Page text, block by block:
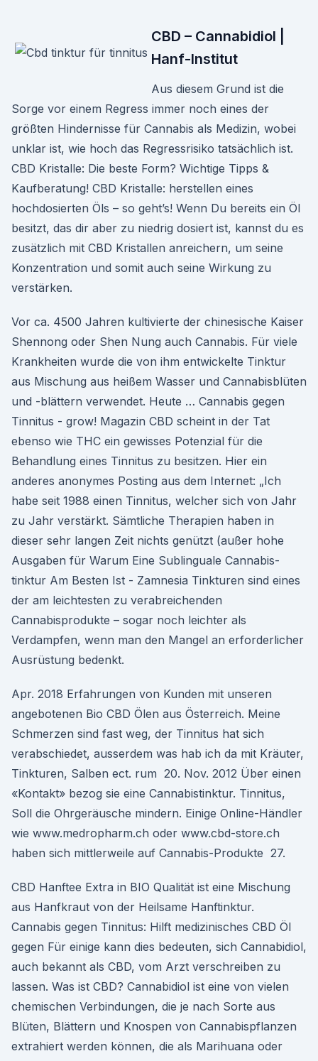
CBD – Cannabidiol |
Hanf-Institut
Aus diesem Grund ist die
Sorge vor einem Regress immer noch eines der
größten Hindernisse für Cannabis als Medizin, wobei
unklar ist, wie hoch das Regressrisiko tatsächlich ist.
CBD Kristalle: Die beste Form? Wichtige Tipps &
Kaufberatung! CBD Kristalle: herstellen eines
hochdosierten Öls – so geht’s! Wenn Du bereits ein Öl
besitzt, das dir aber zu niedrig dosiert ist, kannst du es
zusätzlich mit CBD Kristallen anreichern, um seine
Konzentration und somit auch seine Wirkung zu
verstärken.
Vor ca. 4500 Jahren kultivierte der chinesische Kaiser
Shennong oder Shen Nung auch Cannabis. Für viele
Krankheiten wurde die von ihm entwickelte Tinktur
aus Mischung aus heißem Wasser und Cannabisblüten
und -blättern verwendet. Heute … Cannabis gegen
Tinnitus - grow! Magazin CBD scheint in der Tat
ebenso wie THC ein gewisses Potenzial für die
Behandlung eines Tinnitus zu besitzen. Hier ein
anderes anonymes Posting aus dem Internet: „Ich
habe seit 1988 einen Tinnitus, welcher sich von Jahr
zu Jahr verstärkt. Sämtliche Therapien haben in
dieser sehr langen Zeit nichts genützt (außer hohe
Ausgaben für Warum Eine Sublinguale Cannabis-
tinktur Am Besten Ist - Zamnesia Tinkturen sind eines
der am leichtesten zu verabreichenden
Cannabisprodukte – sogar noch leichter als
Verdampfen, wenn man den Mangel an erforderlicher
Ausrüstung bedenkt.
Apr. 2018 Erfahrungen von Kunden mit unseren
angebotenen Bio CBD Ölen aus Österreich. Meine
Schmerzen sind fast weg, der Tinnitus hat sich
verabschiedet, ausserdem was hab ich da mit Kräuter,
Tinkturen, Salben ect. rum 20. Nov. 2012 Über einen
«Kontakt» bezog sie eine Cannabistinktur. Tinnitus,
Soll die Ohrgeräusche mindern. Einige Online-Händler
wie www.medropharm.ch oder www.cbd-store.ch
haben sich mittlerweile auf Cannabis-Produkte 27.
CBD Hanftee Extra in BIO Qualität ist eine Mischung
aus Hanfkraut von der Heilsame Hanftinktur.
Cannabis gegen Tinnitus: Hilft medizinisches CBD Öl
gegen Für einige kann dies bedeuten, sich Cannabidiol,
auch bekannt als CBD, vom Arzt verschreiben zu
lassen. Was ist CBD? Cannabidiol ist eine von vielen
chemischen Verbindungen, die je nach Sorte aus
Blüten, Blättern und Knospen von Cannabispflanzen
extrahiert werden können, die als Marihuana oder